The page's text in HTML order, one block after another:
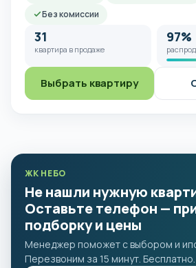
Без комиссии
31
квартира в продаже
97%
Выбрать квартиру
ЖК НЕБО
Не нашли нужную
Оставьте телефон —
подборку и цены
Менеджер поможет с выбором и
Перезвоним за 15 минут. Бесплатно.